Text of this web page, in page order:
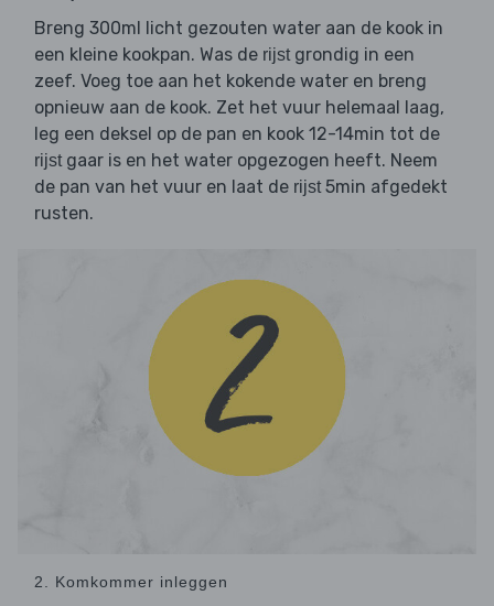
Breng 300ml licht gezouten water aan de kook in
een kleine kookpan. Was de rijst grondig in een
zeef. Voeg toe aan het kokende water en breng
opnieuw aan de kook. Zet het vuur helemaal laag,
leg een deksel op de pan en kook 12-14min tot de
rijst gaar is en het water opgezogen heeft. Neem
de pan van het vuur en laat de rijst 5min afgedekt
rusten.
2. Komkommer inleggen